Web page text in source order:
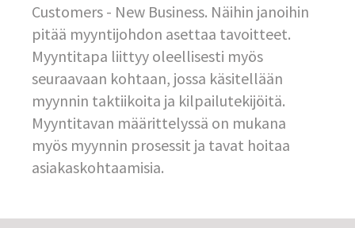
Customers - New Business. Näihin janoihin
pitää myyntijohdon asettaa tavoitteet.
Myyntitapa liittyy oleellisesti myös
seuraavaan kohtaan, jossa käsitellään
myynnin taktiikoita ja kilpailutekijöitä.
Myyntitavan määrittelyssä on mukana
myös myynnin prosessit ja tavat hoitaa
asiakaskohtaamisia.